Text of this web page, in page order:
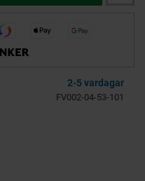
2-5 vardagar
FV002-04-53-101